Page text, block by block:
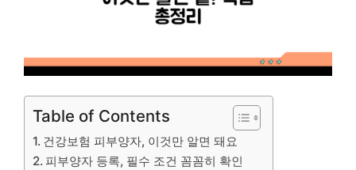
Table of Contents
건강보험 피부양자, 이것만 알면 돼요
피부양자 등록, 필수 조건 꼼꼼히 확인